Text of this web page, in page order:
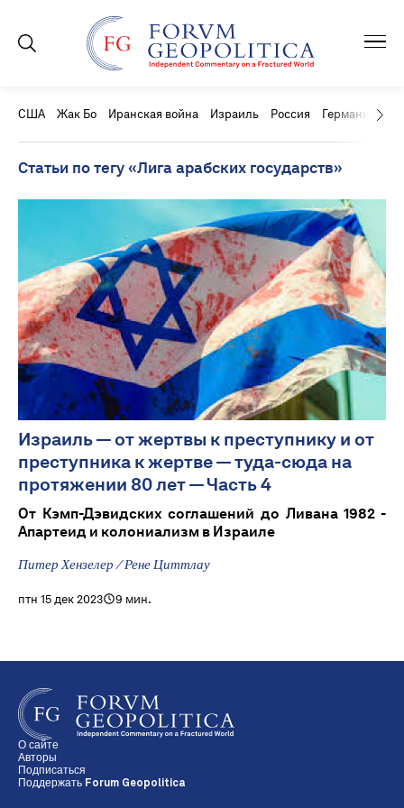
США Жак Бо Иранская война Израиль Россия Германия
Статьи по тегу «Лига арабских государств»
Израиль — от жертвы к преступнику и от
преступника к жертве — туда-сюда на
протяжении 80 лет — Часть 4
От Кэмп-Дэвидских соглашений до Ливана 1982 -
Апартеид и колониализм в Израиле
Питер Хензелер / Рене Циттлау
птн 15 дек 2023 9 мин.
О сайте
Авторы
Подписаться
Поддержать Forum Geopolitica